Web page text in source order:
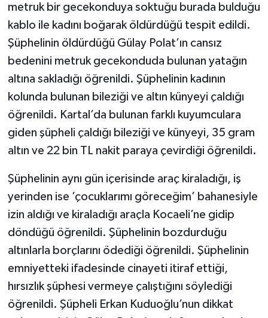
metruk bir gecekonduya soktuğu burada bulduğu
kablo ile kadını boğarak öldürdüğü tespit edildi.
Şüphelinin öldürdüğü Gülay Polat’ın cansız
bedenini metruk gecekonduda bulunan yatağın
altına sakladığı öğrenildi. Şüphelinin kadının
kolunda bulunan bileziği ve altın künyeyi çaldığı
öğrenildi. Kartal’da bulunan farklı kuyumculara
giden şüpheli çaldığı bileziği ve künyeyi, 35 gram
altın ve 22 bin TL nakit paraya çevirdiği öğrenildi.
Şüphelinin aynı gün içerisinde araç kiraladığı, iş
yerinden ise ’çocuklarımı göreceğim’ bahanesiyle
izin aldığı ve kiraladığı araçla Kocaeli’ne gidip
döndüğü öğrenildi. Şüphelinin bozdurduğu
altınlarla borçlarını ödediği öğrenildi. Şüphelinin
emniyetteki ifadesinde cinayeti itiraf ettiği,
hırsızlık şüphesi vermeye çalıştığını söylediği
öğrenildi. Şüpheli Erkan Kuduoğlu’nun dikkat